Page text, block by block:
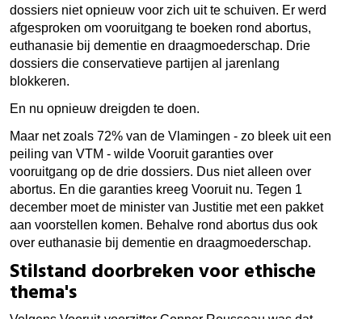
dossiers niet opnieuw voor zich uit te schuiven. Er werd
afgesproken om vooruitgang te boeken rond abortus,
euthanasie bij dementie en draagmoederschap. Drie
dossiers die conservatieve partijen al jarenlang
blokkeren.
En nu opnieuw dreigden te doen.
Maar net zoals 72% van de Vlamingen - zo bleek uit een
peiling van VTM - wilde Vooruit garanties over
vooruitgang op de drie dossiers. Dus niet alleen over
abortus. En die garanties kreeg Vooruit nu. Tegen 1
december moet de minister van Justitie met een pakket
aan voorstellen komen. Behalve rond abortus dus ook
over euthanasie bij dementie en draagmoederschap.
Stilstand doorbreken voor ethische
thema's